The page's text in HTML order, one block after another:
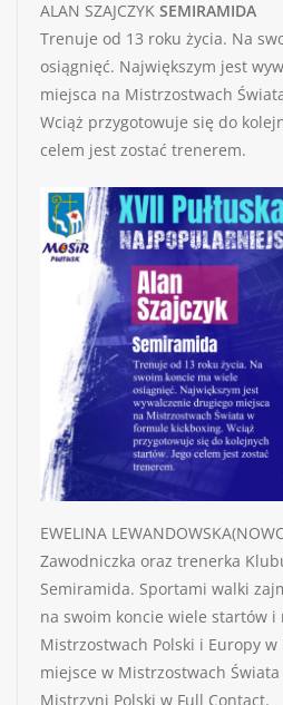
ALAN SZAJCZYK SEMIRAMIDA
Trenuje od 13 roku życia. Na
osiągnięć. Największym jest
miejsca na Mistrzostwach
Wciąż przygotowuje się do
celem jest zostać trenerem.
EWELINA
Zawodniczka oraz trenerka
Semiramida. Sportami walki
na swoim koncie wiele startów i
Mistrzostwach Polski i Europy w
miejsce w Mistrzostwach Świata
Mistrzyni Polski w Full Contact.